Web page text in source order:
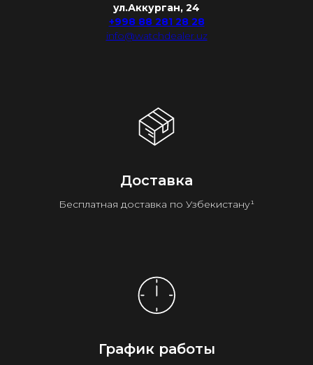
ул.Аккурган, 24
+998 88 281 28 28
info@watchdealer.uz
Доставка
Бесплатная доставка по Узбекистану¹
График работы